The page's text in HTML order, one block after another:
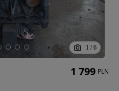
1 / 6
1 799 PLN